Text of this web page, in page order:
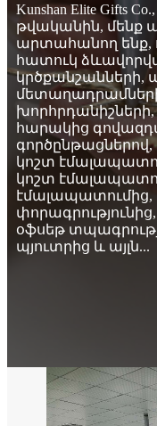
Kunshan Elite Gifts
թվականին, մենք
արտահանող ենք,
հատուկ
կրծքանշանների,
հարակից
կոշտ
կոշտ
էմալապատումից,
օֆսեթ
պյուտրից և այլն...